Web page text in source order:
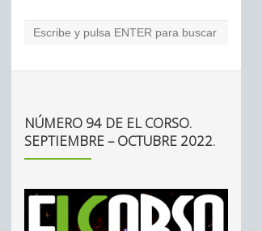
NÚMERO 94 DE EL CORSO.
SEPTIEMBRE – OCTUBRE 2022.